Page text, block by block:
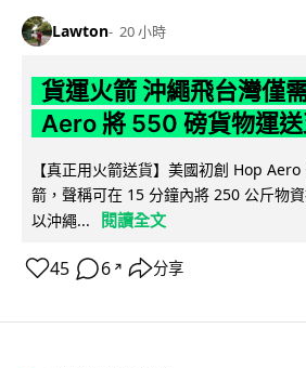
Lawton 20 小時
貨運火箭 沖繩飛台灣僅
Aero 將 550 磅貨物運
【真正用火箭送貨】美國初創 Hop
箭，聲稱可在 15 分鐘內將 250 公斤物
以沖繩...
閱讀全文
45 6 ↗ 分享